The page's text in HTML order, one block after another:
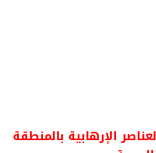
الإرهابية بالمنطقة